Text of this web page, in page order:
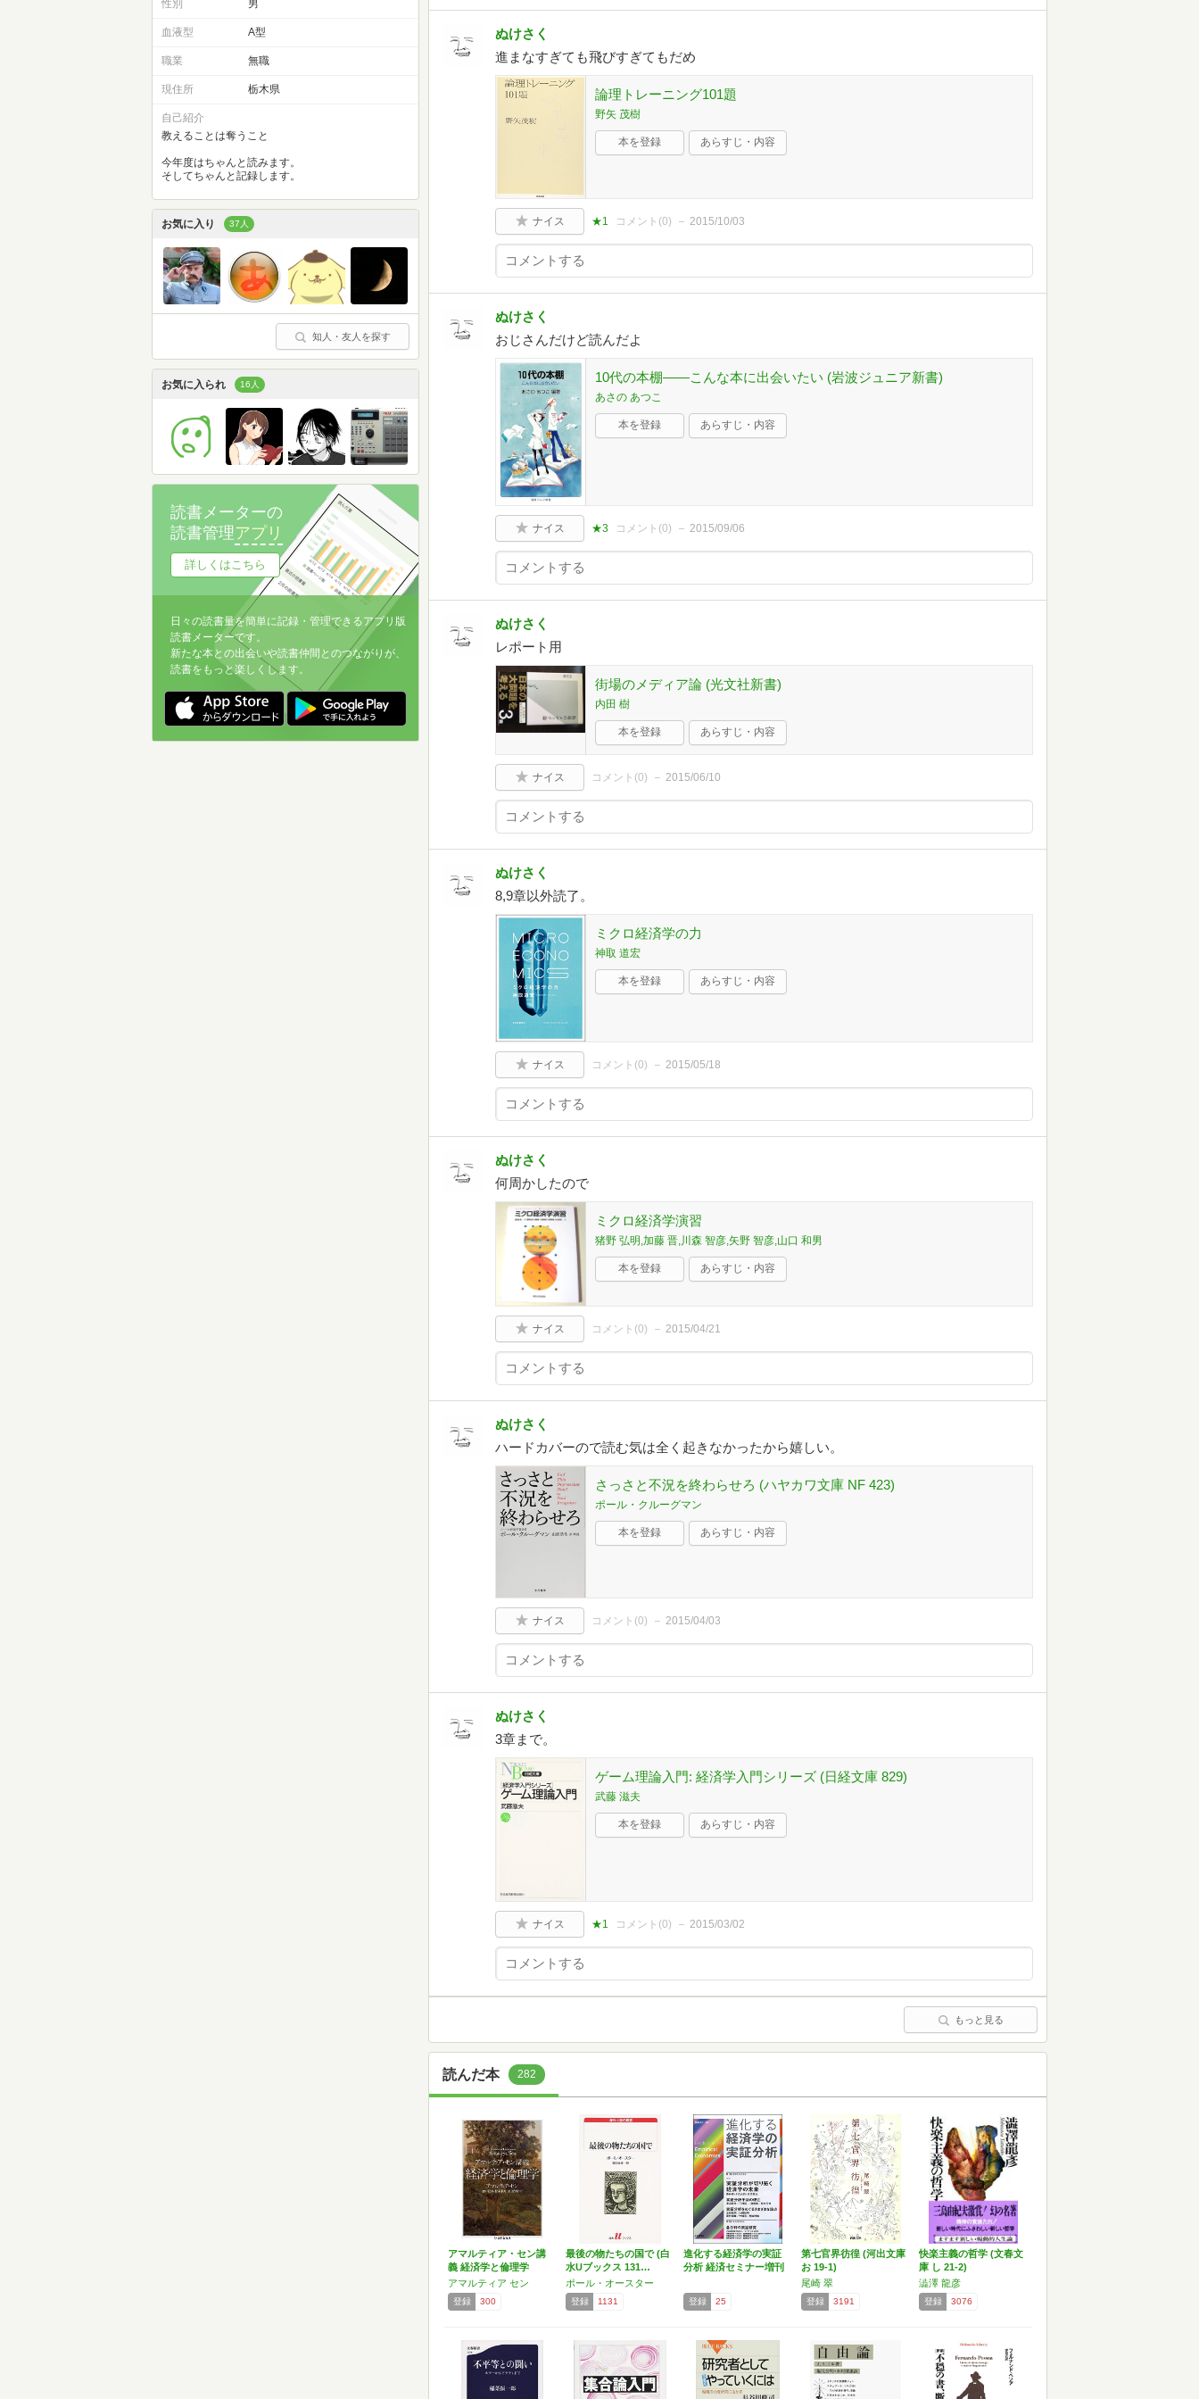
ぬけさく
進まなすぎても飛びすぎてもだめ
論理トレーニング101題
野矢 茂樹
本を登録 あらすじ・内容
ナイス ★1 コメント(0) 2015/10/03
ぬけさく
おじさんだけど読んだよ
10代の本棚――こんな本に出会いたい (岩波ジュニア新書)
あさの あつこ
本を登録 あらすじ・内容
ナイス ★3 コメント(0) 2015/09/06
ぬけさく
レポート用
街場のメディア論 (光文社新書)
内田 樹
本を登録 あらすじ・内容
ナイス コメント(0) 2015/06/10
ぬけさく
8,9章以外読了。
ミクロ経済学の力
神取 道宏
本を登録 あらすじ・内容
ナイス コメント(0) 2015/05/18
ぬけさく
何周かしたので
ミクロ経済学演習
猪野 弘明,加藤 晋,川森 智彦,矢野 智彦,山口 和男
本を登録 あらすじ・内容
ナイス コメント(0) 2015/04/21
ぬけさく
ハードカバーので読む気は全く起きなかったから嬉しい。
さっさと不況を終わらせろ (ハヤカワ文庫 NF 423)
ポール・クルーグマン
本を登録 あらすじ・内容
ナイス コメント(0) 2015/04/03
ぬけさく
3章まで。
ゲーム理論入門: 経済学入門シリーズ (日経文庫 829)
武藤 滋夫
本を登録 あらすじ・内容
ナイス ★1 コメント(0) 2015/03/02
もっと見る
読んだ本 282
アマルティア・セン講
義 経済学と倫理学
(ち…
アマルティア セン
登録 300
最後の物たちの国で (白
水Uブックス 131…
ポール・オースター
登録 1131
進化する経済学の実証
分析 経済セミナー増刊
登録 25
第七官界彷徨 (河出文庫
お 19-1)
尾崎 翠
登録 3191
快楽主義の哲学 (文春文
庫 し 21-2)
澁澤 龍彦
登録 3076
性別 男
血液型 A型
職業 無職
現住所 栃木県
自己紹介
教えることは奪うこと
今年度はちゃんと読みます。
そしてちゃんと記録します。
お気に入り 37人
知人・友人を探す
お気に入られ 16人
読書メーターの
読書管理アプリ
詳しくはこちら
日々の読書量を簡単に記録・管理できるアプリ版
読書メーターです。
新たな本との出会いや読書仲間とのつながりが、
読書をもっと楽しくします。